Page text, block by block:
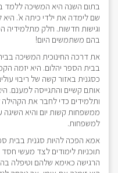
בתום השנה היא המשיכה ללמד
שם לימדה את ילדי כיתה א'.
וגישות חדשות. חלק מתלמידיה
בהם משתמשים היום!
את דרכה החינוכית המשיכה
בבית הספר יהלום. היא יזמה
כסגנית באזור קשה של ריבוי
אותם קשיים והתגייסה למענם.
ותלמידים כדי לחבר את הקהילה
ממשפחות קשות יום והיא השיגה
למשפחות.
אמא הפכה להיות סגנית בבית
תוכניות לימודים לצד מעשי
הרגישה כאימא שלהם וטיפלה